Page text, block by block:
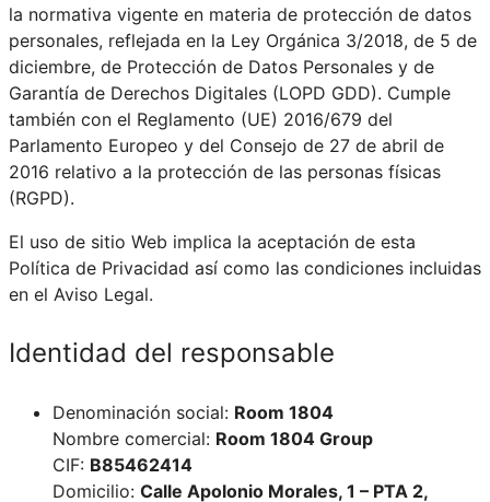
la normativa vigente en materia de protección de datos
personales, reflejada en la Ley Orgánica 3/2018, de 5 de
diciembre, de Protección de Datos Personales y de
Garantía de Derechos Digitales (LOPD GDD). Cumple
también con el Reglamento (UE) 2016/679 del
Parlamento Europeo y del Consejo de 27 de abril de
2016 relativo a la protección de las personas físicas
(RGPD).
El uso de sitio Web implica la aceptación de esta
Política de Privacidad así como las condiciones incluidas
en el Aviso Legal.
Identidad del responsable
Denominación social: Room 1804
Nombre comercial: Room 1804 Group
CIF: B85462414
Domicilio: Calle Apolonio Morales, 1 – PTA 2,